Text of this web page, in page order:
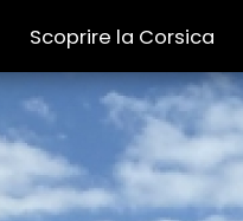
Scoprire la Corsica